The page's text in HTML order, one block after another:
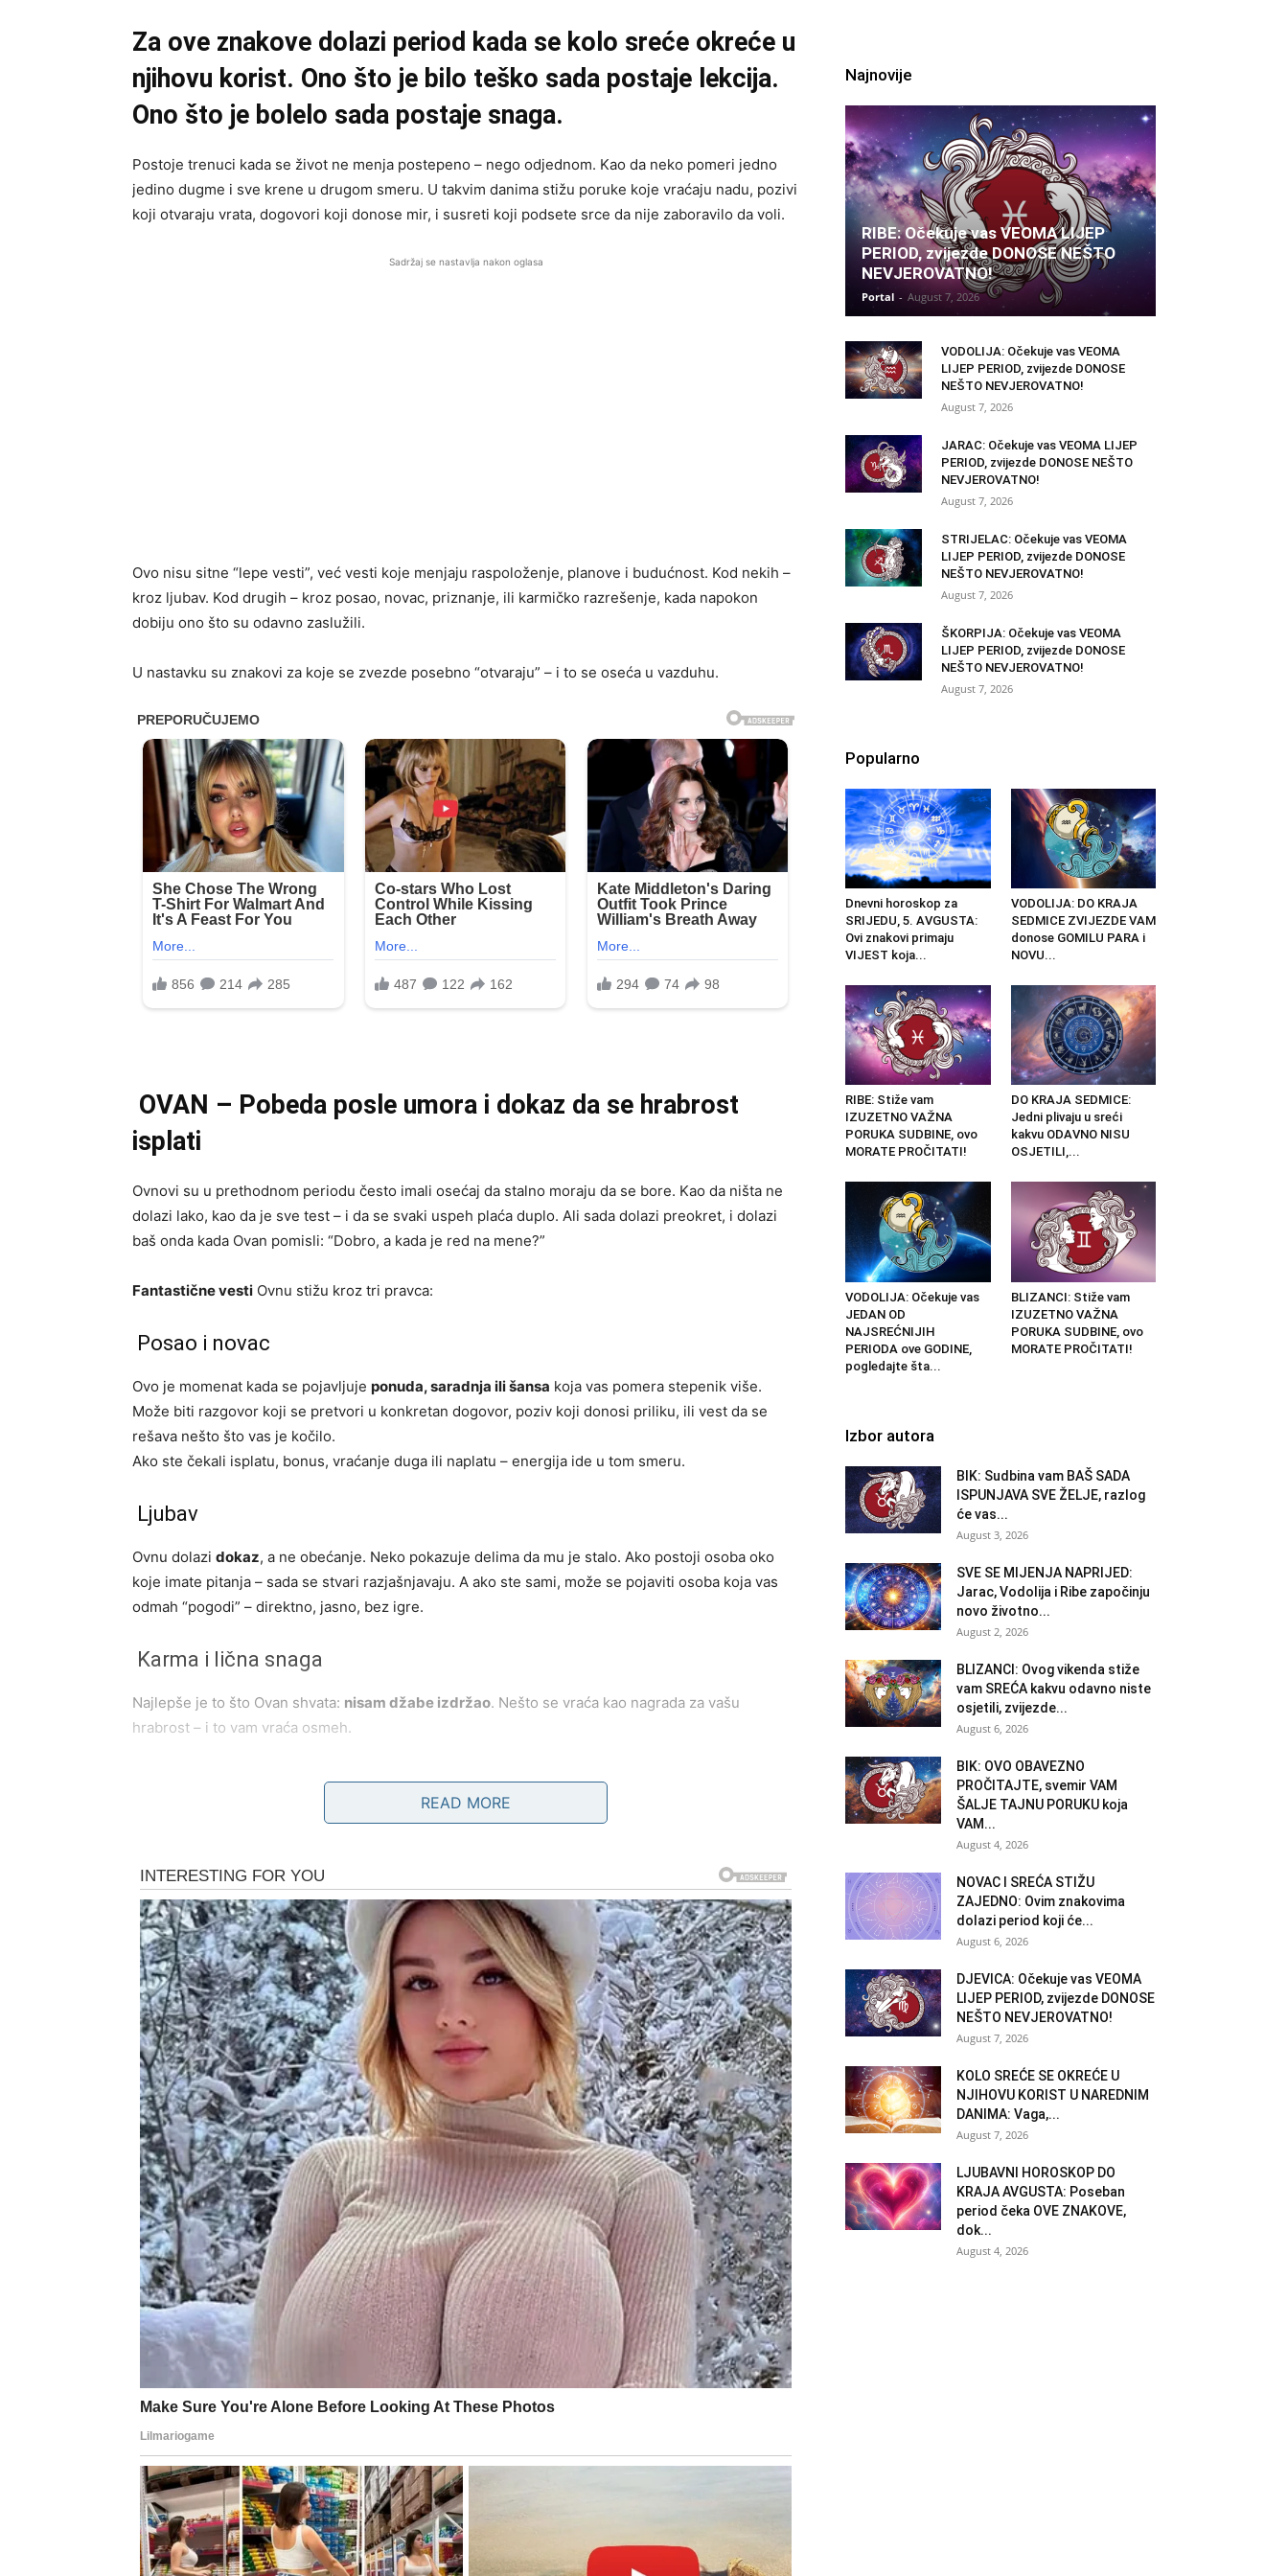
Za ove znakove dolazi period kada se kolo sreće okreće u
njihovu korist. Ono što je bilo teško sada postaje lekcija.
Ono što je bolelo sada postaje snaga.
Postoje trenuci kada se život ne menja postepeno – nego odjednom. Kao da neko pomeri jedno
jedino dugme i sve krene u drugom smeru. U takvim danima stižu poruke koje vraćaju nadu, pozivi
koji otvaraju vrata, dogovori koji donose mir, i susreti koji podsete srce da nije zaboravilo da voli.
Sadržaj se nastavlja nakon oglasa
Ovo nisu sitne “lepe vesti”, već vesti koje menjaju raspoloženje, planove i budućnost. Kod nekih –
kroz ljubav. Kod drugih – kroz posao, novac, priznanje, ili karmičko razrešenje, kada napokon
dobiju ono što su odavno zaslužili.
U nastavku su znakovi za koje se zvezde posebno “otvaraju” – i to se oseća u vazduhu.
OVAN – Pobeda posle umora i dokaz da se hrabrost
isplati
Ovnovi su u prethodnom periodu često imali osećaj da stalno moraju da se bore. Kao da ništa ne
dolazi lako, kao da je sve test – i da se svaki uspeh plaća duplo. Ali sada dolazi preokret, i dolazi
baš onda kada Ovan pomisli: “Dobro, a kada je red na mene?”
Fantastične vesti Ovnu stižu kroz tri pravca:
Posao i novac
Ovo je momenat kada se pojavljuje ponuda, saradnja ili šansa koja vas pomera stepenik više.
Može biti razgovor koji se pretvori u konkretan dogovor, poziv koji donosi priliku, ili vest da se
rešava nešto što vas je kočilo.
Ako ste čekali isplatu, bonus, vraćanje duga ili naplatu – energija ide u tom smeru.
Ljubav
Ovnu dolazi dokaz, a ne obećanje. Neko pokazuje delima da mu je stalo. Ako postoji osoba oko
koje imate pitanja – sada se stvari razjašnjavaju. A ako ste sami, može se pojaviti osoba koja vas
odmah “pogodi” – direktno, jasno, bez igre.
Karma i lična snaga
Najlepše je to što Ovan shvata: nisam džabe izdržao. Nešto se vraća kao nagrada za vašu
hrabrost – i to vam vraća osmeh.
RAK – Srce dobija mir, a sudbina vraća ono što je oteto
glasno tražili pomoć – već su se borili iznutra. I upravo zato je nagrada jača.
Fantastične vestiza Raka su one koje leče.
Ljubav i emocije
Rak ulazi u period kada se:
vraća iskrenost u odnos,
otvaraju razgovori koje ste dugo čekali,
ili dolazi osoba koja vas vidi “celog”, ne samo delove koje pokazujete svetu.
Ako ste bili povređeni – stiže prilika da zatvorite poglavlje bez gorčine. Ako ste u vezi – partner
postaje nežniji, prisutniji, spremniji na konkretne korake. Ako ste sami – sudbina umeša prste.
Novac i sigurnost
Rakovi će osetiti olakšanje:
. Kao da se jedna briga smanjuje. Moguće su vesti vezane za
posao, porodični plan, papirologiju, stan, selidbu, ili stabilniju finansijsku sliku.
Unutrašnji mir
Najveća vest za Raka je zapravo ona koju oseća:mir u grudima
pravom putu.
READ MORE
Najnovije
RIBE: Očekuje vas VEOMA LIJEP
PERIOD, zvijezde DONOSE NEŠTO
NEVJEROVATNO!
Portal - August 7, 2026
VODOLIJA: Očekuje vas VEOMA
LIJEP PERIOD, zvijezde DONOSE
NEŠTO NEVJEROVATNO!
August 7, 2026
JARAC: Očekuje vas VEOMA LIJEP
PERIOD, zvijezde DONOSE NEŠTO
NEVJEROVATNO!
August 7, 2026
STRIJELAC: Očekuje vas VEOMA
LIJEP PERIOD, zvijezde DONOSE
NEŠTO NEVJEROVATNO!
August 7, 2026
ŠKORPIJA: Očekuje vas VEOMA
LIJEP PERIOD, zvijezde DONOSE
NEŠTO NEVJEROVATNO!
August 7, 2026
Popularno
Dnevni horoskop za
SRIJEDU, 5. AVGUSTA:
Ovi znakovi primaju
VIJEST koja...
VODOLIJA: DO KRAJA
SEDMICE ZVIJEZDE VAM
donose GOMILU PARA i
NOVU...
RIBE: Stiže vam
IZUZETNO VAŽNA
PORUKA SUDBINE, ovo
MORATE PROČITATI!
DO KRAJA SEDMICE:
Jedni plivaju u sreći
kakvu ODAVNO NISU
OSJETILI,...
VODOLIJA: Očekuje vas
JEDAN OD
NAJSREĆNIJIH
PERIODA ove GODINE,
pogledajte šta...
BLIZANCI: Stiže vam
IZUZETNO VAŽNA
PORUKA SUDBINE, ovo
MORATE PROČITATI!
Izbor autora
BIK: Sudbina vam BAŠ SADA
ISPUNJAVA SVE ŽELJE, razlog
će vas...
August 3, 2026
SVE SE MIJENJA NAPRIJED:
Jarac, Vodolija i Ribe započinju
novo životno...
August 2, 2026
BLIZANCI: Ovog vikenda stiže
vam SREĆA kakvu odavno niste
osjetili, zvijezde...
August 6, 2026
BIK: OVO OBAVEZNO
PROČITAJTE, svemir VAM
ŠALJE TAJNU PORUKU koja
VAM...
August 4, 2026
NOVAC I SREĆA STIŽU
ZAJEDNO: Ovim znakovima
dolazi period koji će...
August 6, 2026
DJEVICA: Očekuje vas VEOMA
LIJEP PERIOD, zvijezde DONOSE
NEŠTO NEVJEROVATNO!
August 7, 2026
KOLO SREĆE SE OKREĆE U
NJIHOVU KORIST U NAREDNIM
DANIMA: Vaga,...
August 7, 2026
LJUBAVNI HOROSKOP DO
KRAJA AVGUSTA: Poseban
period čeka OVE ZNAKOVE,
dok...
August 4, 2026